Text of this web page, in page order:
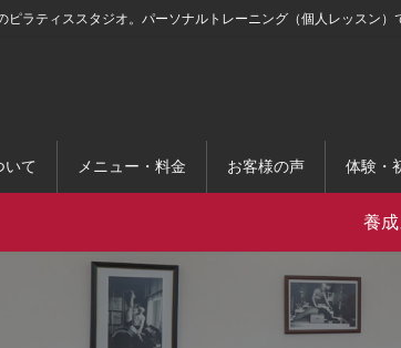
ピラティススタジオ。パーソナルトレーニング（個人レッスン
いて メニュー・料金 お客様の声 体験・
養